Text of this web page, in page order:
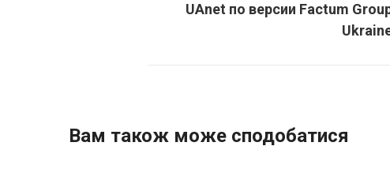
UAnet по версии Factum
Вам також може сподобатися